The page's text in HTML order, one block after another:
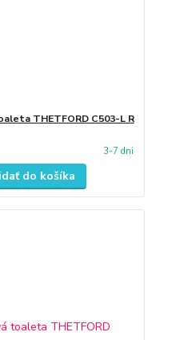
THETFORD C503-L R
3-7 dni
do košíka